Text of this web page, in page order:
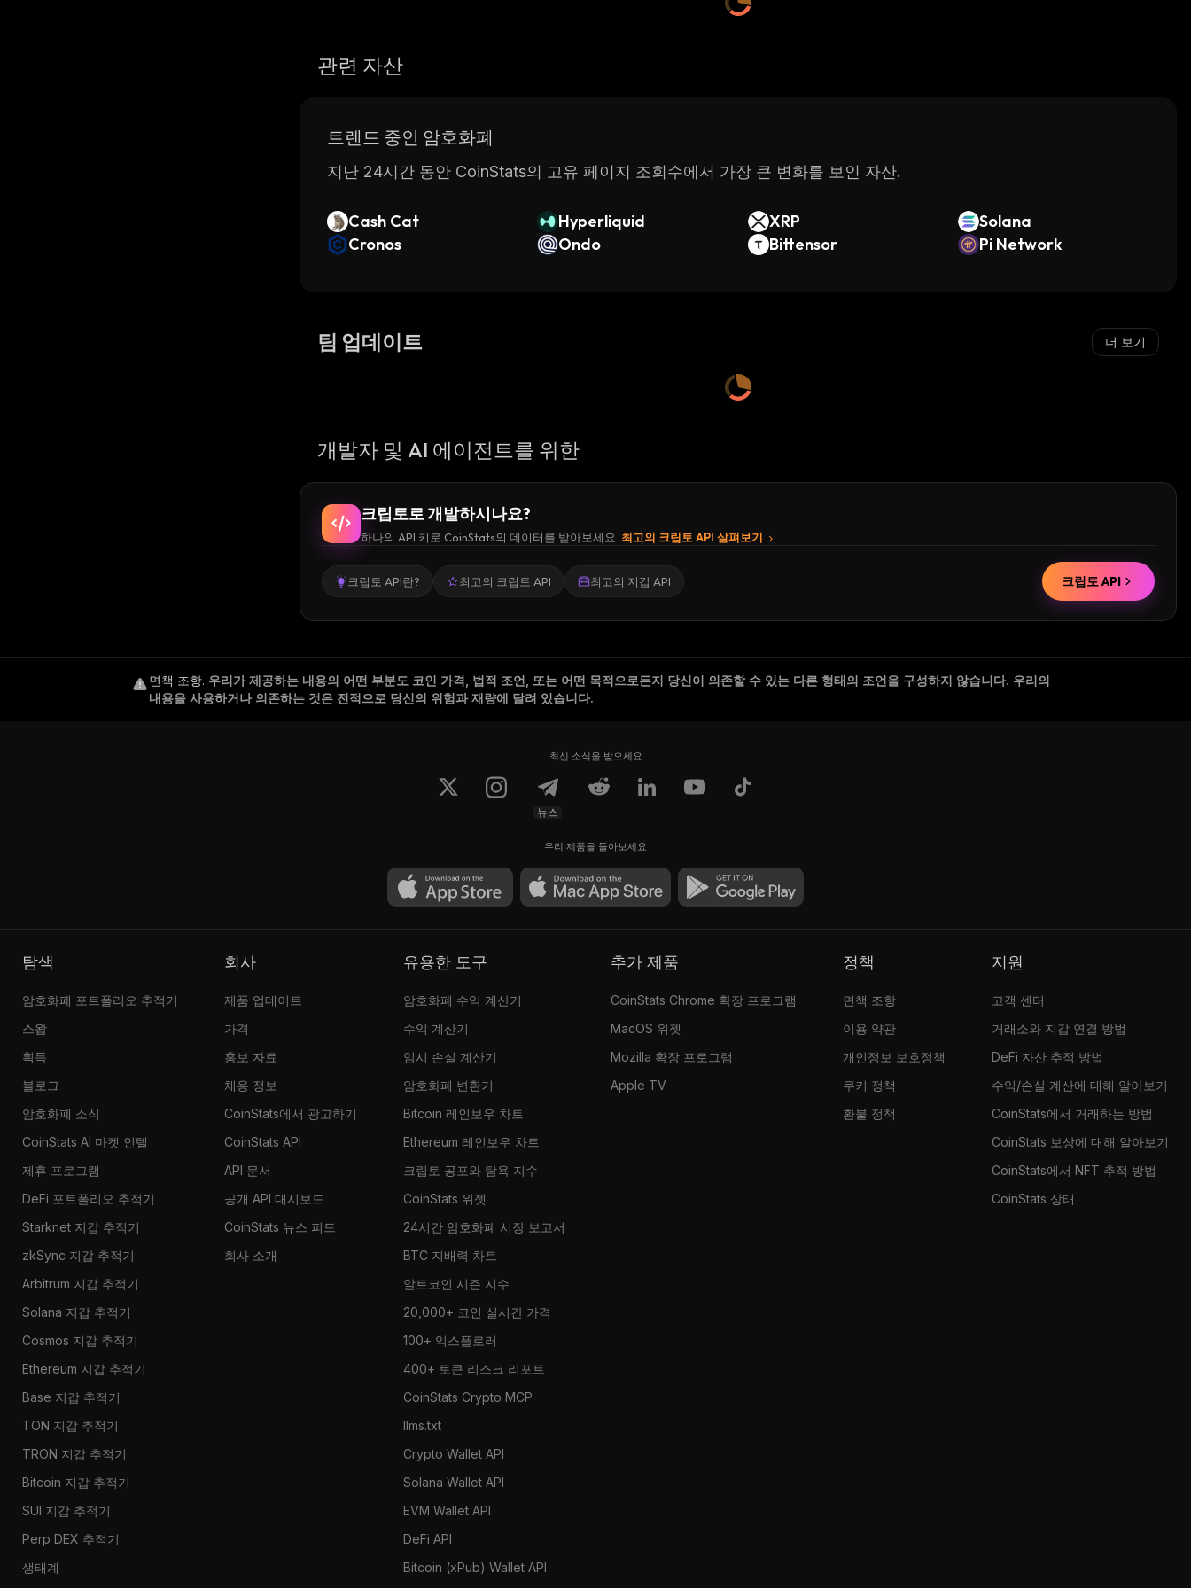
관련 자산
트렌드 중인 암호화폐
지난 24시간 동안 CoinStats의 고유 페이지 조회수에서 가장 큰 변화를 보인 자산.
Cash Cat Hyperliquid XRP
Solana
Cronos
Ondo Bittensor Pi Network
팀 업데이트 더 보기
개발자 및 AI 에이전트를 위한
크립토로 개발하시나요?
하나의 API 키로 CoinStats의 데이터를 받아보세요. 최고의 크립토 API 살펴보기
크립토 API란? 최고의 크립토 API 최고의 지갑 API 크립토 API
면책 조항. 우리가 제공하는 내용의 어떤 부분도 코인 가격, 법적 조언, 또는 어떤 목적으로든지 당신이 의존할 수 있는 다른 형태의 조언을 구성하지 않습니다. 우리의
내용을 사용하거나 의존하는 것은 전적으로 당신의 위험과 재량에 달려 있습니다.
최신 소식을 받으세요
뉴스
우리 제품을 돌아보세요
탐색
암호화폐 포트폴리오 추적기
스왑
획득
블로그
암호화폐 소식
CoinStats AI 마켓 인텔
제휴 프로그램
DeFi 포트폴리오 추적기
Starknet 지갑 추적기
zkSync 지갑 추적기
Arbitrum 지갑 추적기
Solana 지갑 추적기
Cosmos 지갑 추적기
Ethereum 지갑 추적기
Base 지갑 추적기
TON 지갑 추적기
TRON 지갑 추적기
Bitcoin 지갑 추적기
SUI 지갑 추적기
Perp DEX 추적기
생태계
회사
제품 업데이트
가격
홍보 자료
채용 정보
CoinStats에서 광고하기
CoinStats API
API 문서
공개 API 대시보드
CoinStats 뉴스 피드
회사 소개
유용한 도구
암호화폐 수익 계산기
수익 계산기
임시 손실 계산기
암호화폐 변환기
Bitcoin 레인보우 차트
Ethereum 레인보우 차트
크립토 공포와 탐욕 지수
CoinStats 위젯
24시간 암호화폐 시장 보고서
BTC 지배력 차트
알트코인 시즌 지수
20,000+ 코인 실시간 가격
100+ 익스플로러
400+ 토큰 리스크 리포트
CoinStats Crypto MCP
llms.txt
Crypto Wallet API
Solana Wallet API
EVM Wallet API
DeFi API
Bitcoin (xPub) Wallet API
추가 제품
CoinStats Chrome 확장 프로그램
MacOS 위젯
Mozilla 확장 프로그램
Apple TV
정책
면책 조항
이용 약관
개인정보 보호정책
쿠키 정책
환불 정책
지원
고객 센터
거래소와 지갑 연결 방법
DeFi 자산 추적 방법
수익/손실 계산에 대해 알아보기
CoinStats에서 거래하는 방법
CoinStats 보상에 대해 알아보기
CoinStats에서 NFT 추적 방법
CoinStats 상태